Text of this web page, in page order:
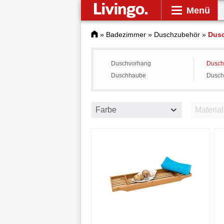
Menü
» Badezimmer » Duschzubehör »
Duschvorhang
Duschhaube
Farbe Material